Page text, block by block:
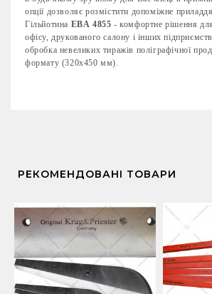
опції дозволяє розмістити допоміжне
Гільйотина EBA 4855 - комфортне рішення
офісу, друкованого салону і інших
обробка невеликих тиражів поліграфічної
формату (320x450 мм).
РЕКОМЕНДОВАНІ ТОВАРИ